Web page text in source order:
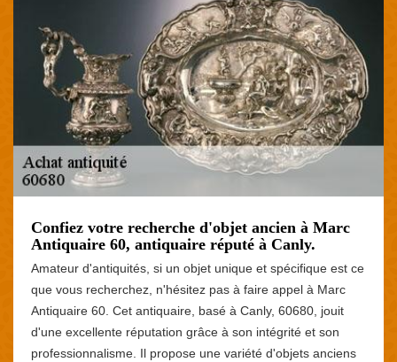
Confiez votre recherche d'objet ancien à Marc
Antiquaire 60, antiquaire réputé à Canly.
Amateur d'antiquités, si un objet unique et spécifique est ce
que vous recherchez, n'hésitez pas à faire appel à Marc
Antiquaire 60. Cet antiquaire, basé à Canly, 60680, jouit
d'une excellente réputation grâce à son intégrité et son
professionnalisme. Il propose une variété d'objets anciens